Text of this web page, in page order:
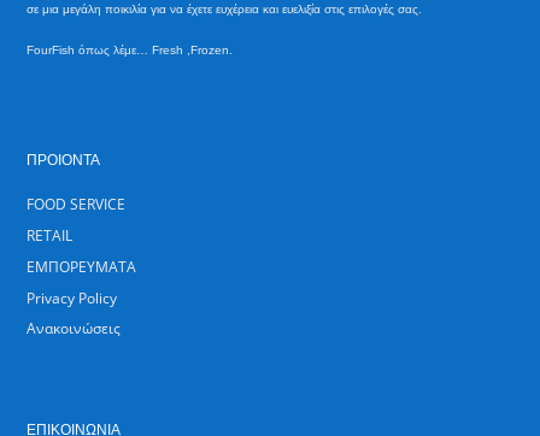
σε μια μεγάλη ποικιλία για να έχετε ευχέρεια και ευελιξία στις επιλογές σας.
FourFish όπως λέμε… Fresh ,Frozen.
ΠΡΟΙΟΝΤΑ
FOOD SERVICE
RETAIL
ΕΜΠΟΡΕΥΜΑΤΑ
Privacy Policy
Ανακοινώσεις
ΕΠΙΚΟΙΝΩΝΙΑ